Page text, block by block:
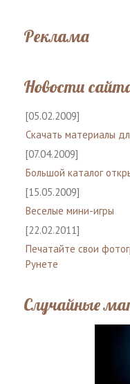
Реклама
Новости
[05.02.2009]
Скачать материалы
[07.04.2009]
Большой каталог
[15.05.2009]
Веселые мини-игры
[22.02.2011]
Печатайте свои
Рунете
Случайные